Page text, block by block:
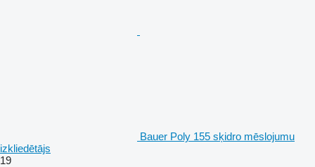
Bauer Poly 155 sķidro mēslojumu
izkliedētājs
19